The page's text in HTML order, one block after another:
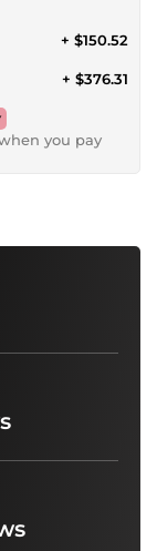
+ $150.52
+ $376.31
you pay